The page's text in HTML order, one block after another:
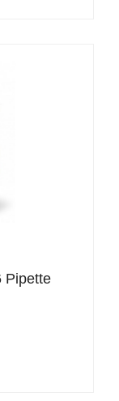
Pipette